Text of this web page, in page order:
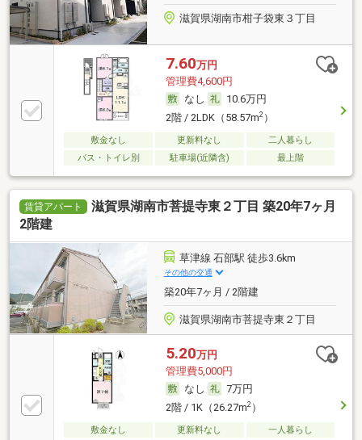
滋賀県湖南市柑子袋東３丁目
7.60万円
管理費4,600円
なし
10.6万円
2階 / 2LDK（58.57m2）
敷金なし 更新料なし
二人暮らし
バス・トイレ別
駐車場(近隣含) 最上階
賃貸アパート
滋賀県湖南市菩提寺東２丁目 築20年7ヶ月
2階建
草津線 石部駅 徒歩3.6km
その他の交通
築20年7ヶ月 / 2階建
滋賀県湖南市菩提寺東２丁目
5.20万円
管理費5,000円
なし
7万円
2階 / 1K（26.27m2）
敷金なし 更新料なし 一人暮らし